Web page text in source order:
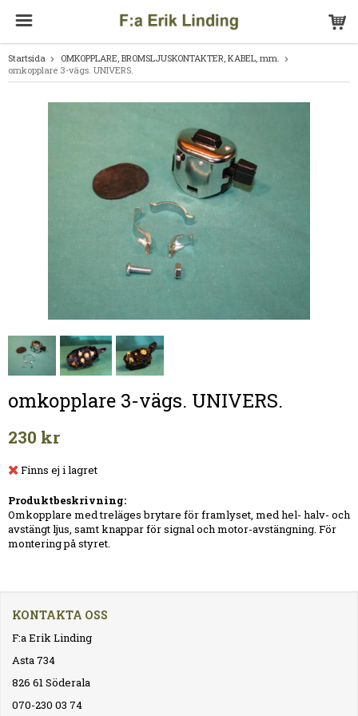
Startsida
OMKOPPLARE, BROMSLJUSKONTAKTER, KABEL, mm.
omkopplare 3-vägs. UNIVERS.
omkopplare 3-vägs. UNIVERS.
230 kr
Finns ej i lagret
Produktbeskrivning:
Omkopplare med treläges brytare för framlyset, med hel- halv- och
avstängt ljus, samt knappar för signal och motor-avstängning. För
montering på styret.
KONTAKTA OSS
F:a Erik Linding
Asta 734
826 61 Söderala
070-230 03 74